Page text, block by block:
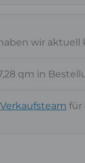
wir aktuell
qm in
Verkaufsteam für